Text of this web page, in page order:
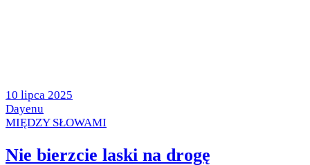
Posted
on
10 lipca 2025
by
Dayenu
Posted
MIĘDZY SŁOWAMI
Nie bierzcie laski na drogę